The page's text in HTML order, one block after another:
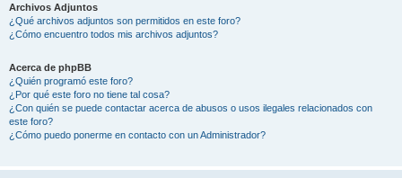
Archivos Adjuntos
¿Qué archivos adjuntos son permitidos en este foro?
¿Cómo encuentro todos mis archivos adjuntos?
Acerca de phpBB
¿Quién programó este foro?
¿Por qué este foro no tiene tal cosa?
¿Con quién se puede contactar acerca de abusos o usos ilegales relacionados con
este foro?
¿Cómo puedo ponerme en contacto con un Administrador?